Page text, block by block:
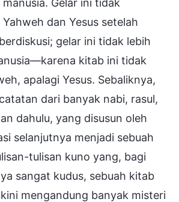
dan Yesus setelah
gelar ini tidak lebih
kitab ini tidak
apalagi Yesus. Sebaliknya,
dari banyak nabi, rasul,
dahulu, yang disusun oleh
selanjutnya menjadi sebuah
tulisan kuno yang, bagi
sangat kudus, sebuah kitab
mengandung banyak misteri